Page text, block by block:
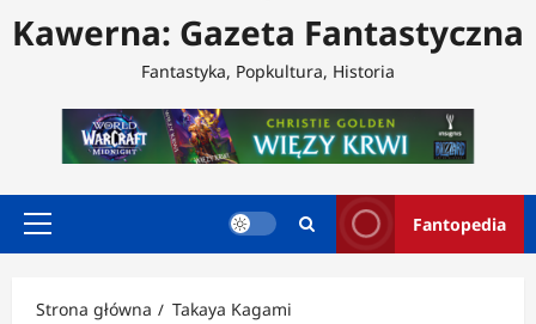
Kawerna: Gazeta Fantastyczna
Fantastyka, Popkultura, Historia
Menu
Fantopedia
Strona główna Takaya Kagami